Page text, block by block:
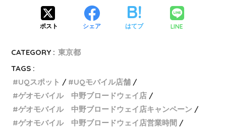
ポスト シェア はてブ LINE
CATEGORY : 東京都
TAGS :
UQスポット
UQモバイル店舗
ゲオモバイル 中野ブロードウェイ店
ゲオモバイル 中野ブロードウェイ店キャンペーン
ゲオモバイル 中野ブロードウェイ店営業時間